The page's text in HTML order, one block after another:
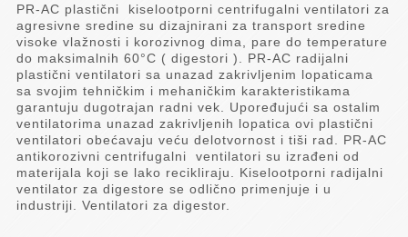
PR-AC plastični kiselootporni centrifugalni ventilatori za
agresivne sredine su dizajnirani za transport sredine
visoke vlažnosti i korozivnog dima, pare do temperature
do maksimalnih 60°C ( digestori ). PR-AC radijalni
plastični ventilatori sa unazad zakrivljenim lopaticama
sa svojim tehničkim i mehaničkim karakteristikama
garantuju dugotrajan radni vek. Upoređujući sa ostalim
ventilatorima unazad zakrivljenih lopatica ovi plastični
ventilatori obećavaju veću delotvornost i tiši rad. PR-AC
antikorozivni centrifugalni ventilatori su izrađeni od
materijala koji se lako recikliraju. Kiselootporni radijalni
ventilator za digestore se odlično primenjuje i u
industriji. Ventilatori za digestor.